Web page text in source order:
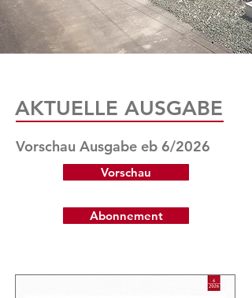
AKTUELLE AUSGABE
Vorschau Ausgabe eb 6/2026
Vorschau
Abonnement